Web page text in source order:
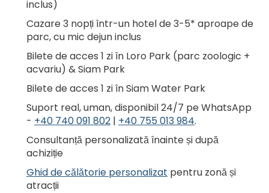
inclus)
Cazare 3 nopți într-un hotel de 3-5* aproape de
parc, cu mic dejun inclus
Bilete de acces 1 zi în Loro Park (parc zoologic +
acvariu) & Siam Park
Bilete de acces 1 zi în Siam Water Park
Suport real, uman, disponibil 24/7 pe WhatsApp
- +40 740 091 802 | +40 755 013 984.
Consultanță personalizată înainte și după
achiziție
Ghid de călătorie personalizat pentru zonă și
atracții